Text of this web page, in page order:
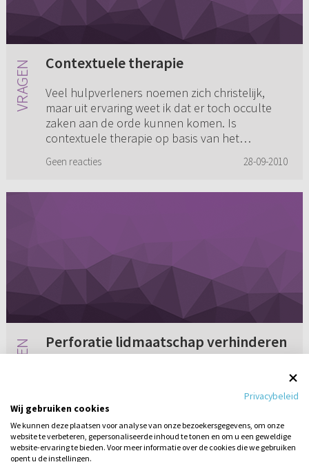
Contextuele therapie
Veel hulpverleners noemen zich christelijk,
maar uit ervaring weet ik dat er toch occulte
zaken aan de orde kunnen komen. Is
contextuele therapie op basis van het
Geen reacties 28-09-2010
Perforatie lidmaatschap verhinderen
het dan zo dat hij of zij nergens meer lid van de
Ger. Gem. kan worden? Ik hoor hier diverse
verhalen over van er...
1 reactie 28-09-2012
Privacybeleid
Wij gebruiken cookies
We kunnen deze plaatsen voor analyse van onze bezoekersgegevens, om onze
website te verbeteren, gepersonaliseerde inhoud te tonen en om u een geweldige
website-ervaring te bieden. Voor meer informatie over de cookies die we gebruiken
opent u de instellingen.